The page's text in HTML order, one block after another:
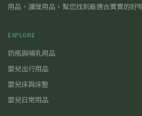
用品、護理用品，幫您找到最適合寶寶的好
EXPLORE
奶瓶與哺乳用品
嬰兒出行用品
嬰兒床與床墊
嬰兒日常用品